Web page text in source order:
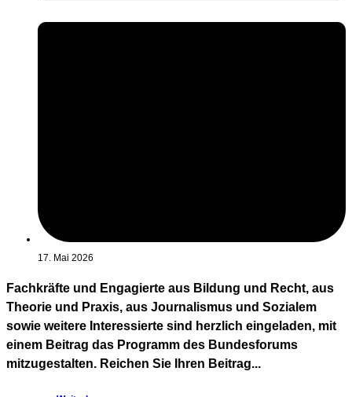
17. Mai 2026
Fachkräfte und Engagierte aus Bildung und Recht, aus
Theorie und Praxis, aus Journalismus und Sozialem
sowie weitere Interessierte sind herzlich eingeladen, mit
einem Beitrag das Programm des Bundesforums
mitzugestalten. Reichen Sie Ihren Beitrag...